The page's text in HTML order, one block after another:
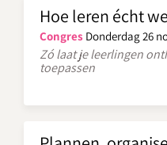
Hoe leren écht
Congres Donderdag 26
Zó laat je leerlingen
toepassen